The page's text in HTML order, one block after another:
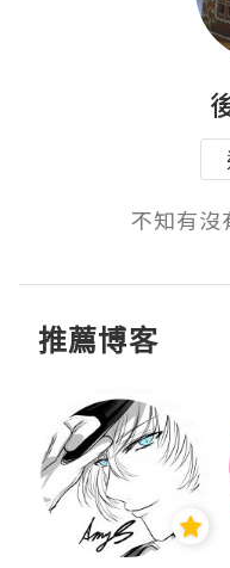
不知有沒
推薦博客